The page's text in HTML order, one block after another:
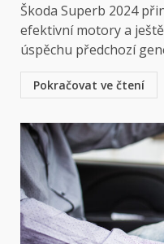
Škoda Superb 2024
efektivní motory a
úspěchu předchozí
Pokračovat ve čtení